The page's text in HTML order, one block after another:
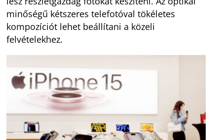
minőségű kétszeres telefotóval tökéletes
kompozíciót lehet beállítani a közeli
felvételekhez.